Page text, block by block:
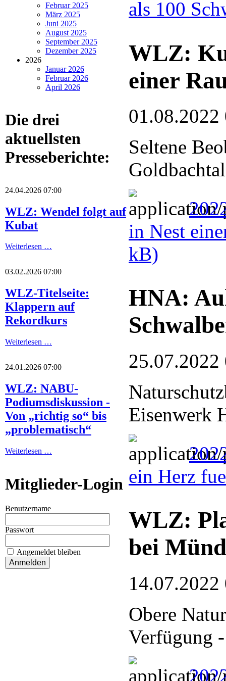
Februar 2025
März 2025
Juni 2025
August 2025
September 2025
Dezember 2025
2026
Januar 2026
Februar 2026
April 2026
Die drei
aktuellsten
Presseberichte:
24.04.2026 07:00
WLZ: Wendel folgt auf
Kubat
Weiterlesen …
03.02.2026 07:00
WLZ-Titelseite:
Klappern auf
Rekordkurs
Weiterlesen …
24.01.2026 07:00
WLZ: NABU-
Podiumsdiskussion -
Von „richtig so“ bis
„problematisch“
Weiterlesen …
Mitglieder-Login
Benutzername
Passwort
Angemeldet bleiben
als 100
WLZ:
einer
01.08.2022
Seltene
Goldbachtal
in Nest
kB)
HNA:
25.07.2022
Eisenwerk
ein Herz
WLZ:
bei
14.07.2022
Obere
Verfügung